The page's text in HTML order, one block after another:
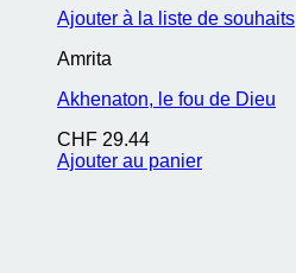
Ajouter à la liste de souhaits
Amrita
Akhenaton, le fou de Dieu
CHF 29.44
Ajouter au panier